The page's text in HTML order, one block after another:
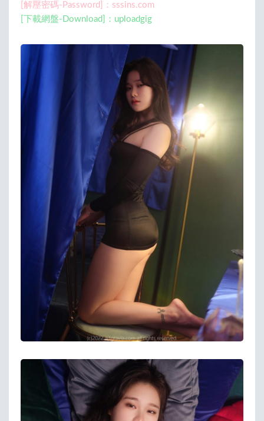
[解壓密碼-Password]：sssins.com
[下載網盤-Download]：uploadgig